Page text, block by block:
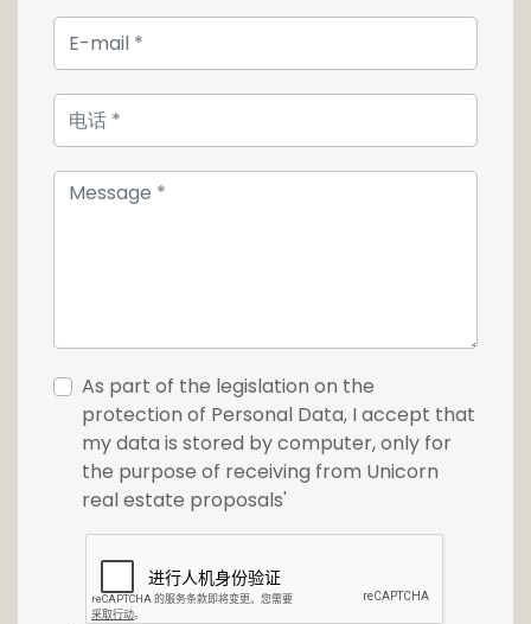
As part of the legislation on the
protection of Personal Data, I accept that
my data is stored by computer, only for
the purpose of receiving from Unicorn
real estate proposals'